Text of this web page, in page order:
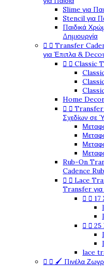
Slime για
Stencil για
Παιδικά
Δημιουργία
  Transfer
για Έπιπλα &
  Classic
Home
  Transfer
Σχεδίων σε
Rub-On
Cadence
  Lace
Transfer
 
  25
lace
  🖌️ Πινέλα